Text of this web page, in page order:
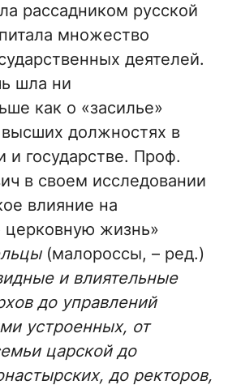
рассадником русской
множество
деятелей.
шла ни
как о «засилье»
должностях в
и государстве. Проф.
в своем исследовании
влияние на
церковную жизнь»
(малороссы, – ред.)
и влиятельные
до управлений
устроенных, от
царской до
до ректоров,